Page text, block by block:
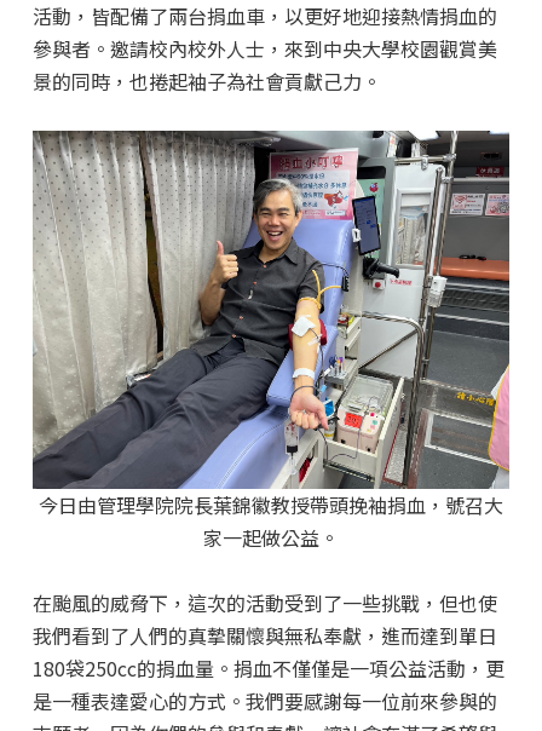
活動，皆配備了兩台捐血車，以更好地迎接熱情捐血的
參與者。邀請校內校外人士，來到中央大學校園觀賞美
景的同時，也捲起袖子為社會貢獻己力。
今日由管理學院院長葉錦徽教授帶頭挽袖捐血，號召大
家一起做公益。
在颱風的威脅下，這次的活動受到了一些挑戰，但也使
我們看到了人們的真摯關懷與無私奉獻，進而達到單日
180袋250cc的捐血量。捐血不僅僅是一項公益活動，更
是一種表達愛心的方式。我們要感謝每一位前來參與的